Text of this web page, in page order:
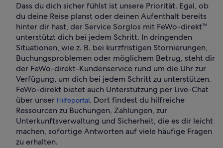
Dass du dich sicher fühlst ist unsere Priorität. Egal, ob
du deine Reise planst oder deinen Aufenthalt bereits
hinter dir hast, der Service Sorglos mit FeWo-direkt™
unterstützt dich bei jedem Schritt. In dringenden
Situationen, wie z. B. bei kurzfristigen Stornierungen,
Buchungsproblemen oder möglichem Betrug, steht dir
der FeWo-direkt-Kundenservice rund um die Uhr zur
Verfügung, um dich bei jedem Schritt zu unterstützen.
FeWo-direkt bietet auch Unterstützung per Live-Chat
über unser Hilfeportal. Dort findest du hilfreiche
Ressourcen zu Buchungen, Zahlungen, zur
Unterkunftsverwaltung und Sicherheit, die es dir leicht
machen, sofortige Antworten auf viele häufige Fragen
zu erhalten.